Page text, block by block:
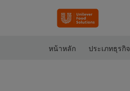
หน้าหลัก ประเภทธุรกิจ